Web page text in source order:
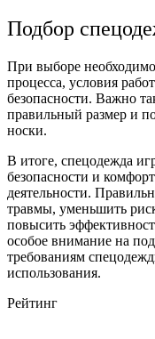
Подбор
При выборе
процесса, условия
безопасности. Важно
правильный размер и
носки.
В итоге, спецодежда
безопасности и
деятельности.
травмы, уменьшить
повысить
особое внимание на
требованиям
использования.
Рейтинг